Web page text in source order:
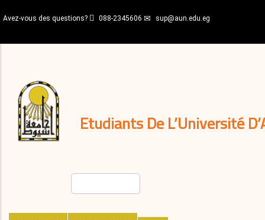
au
principal
Avez-vous des questions? 088-2345606 sup@aun.edu.eg
Etudiants De L’Université
décisions
Expatriés
Journal